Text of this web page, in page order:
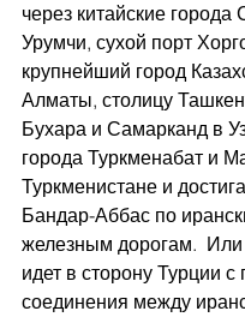
через китайские города
Урумчи, сухой порт
крупнейший город
Алматы, столицу
Бухара и Самарканд в
города Туркменабат и
Туркменистане и
Бандар-Аббас по
железным дорогам.
идет в сторону Турции
соединения между